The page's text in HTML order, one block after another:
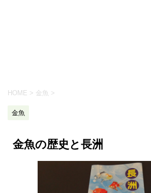
HOME > 金魚 >
金魚
金魚の歴史と長洲